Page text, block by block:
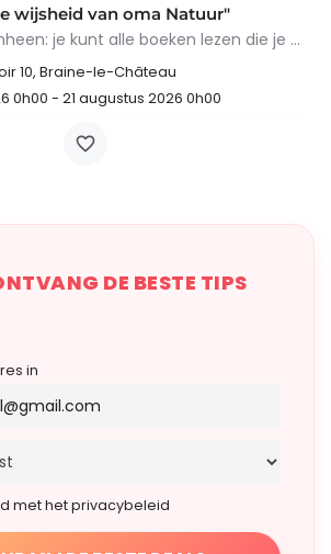
wijsheid van oma Natuur"
Je kunt er niet omheen: je kunt alle boeken lezen die je wilt, maar niets overtreft de tips en trucs van Oma…
10, Braine-le-Château
0h00 - 21 augustus 2026 0h00
DE BESTE TIPS
in
met het privacybeleid